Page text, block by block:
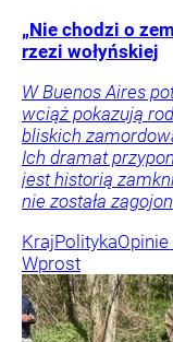
„Nie chodzi o
rzezi wołyńskiej
W Buenos Aires
wciąż pokazują
bliskich
Ich dramat
jest historią
nie została
KrajPolityka
Wprost